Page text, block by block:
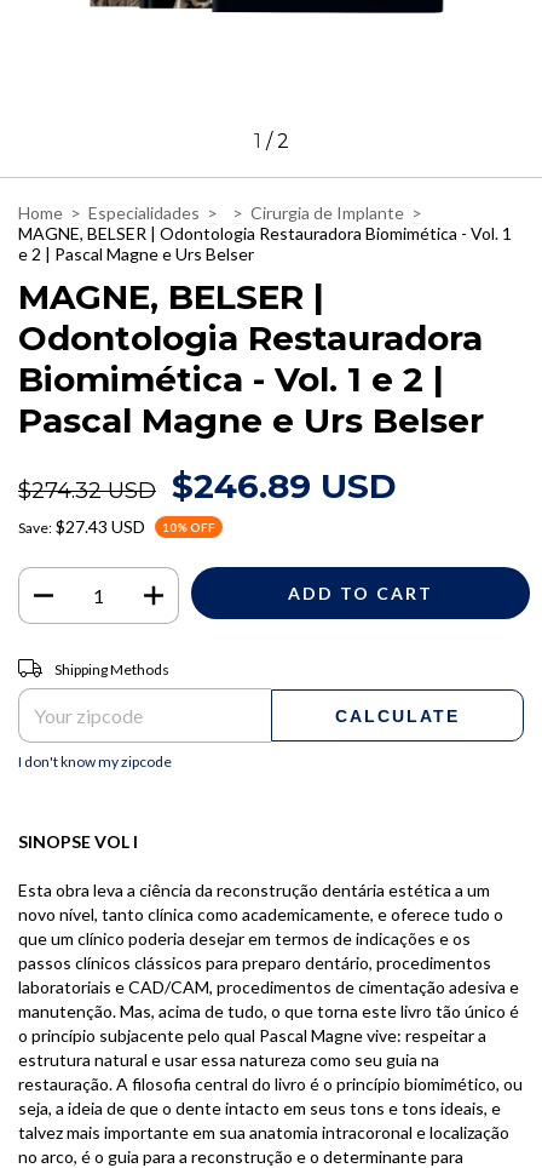
1 /2
Home > Especialidades > > Cirurgia de Implante >
MAGNE, BELSER | Odontologia Restauradora Biomimética - Vol. 1
e 2 | Pascal Magne e Urs Belser
MAGNE, BELSER |
Odontologia Restauradora
Biomimética - Vol. 1 e 2 |
Pascal Magne e Urs Belser
$274.32 USD $246.89 USD
Save: $27.43 USD 10% OFF
Shipping for zipcode:
Shipping Methods
CALCULATE
I don't know my zipcode
SINOPSE VOL I
Esta obra leva a ciência da reconstrução dentária estética a um
novo nível, tanto clínica como academicamente, e oferece tudo o
que um clínico poderia desejar em termos de indicações e os
passos clínicos clássicos para preparo dentário, procedimentos
laboratoriais e CAD/CAM, procedimentos de cimentação adesiva e
manutenção. Mas, acima de tudo, o que torna este livro tão único é
o princípio subjacente pelo qual Pascal Magne vive: respeitar a
estrutura natural e usar essa natureza como seu guia na
restauração. A filosofia central do livro é o princípio biomimético, ou
seja, a ideia de que o dente intacto em seus tons e tons ideais, e
talvez mais importante em sua anatomia intracoronal e localização
no arco, é o guia para a reconstrução e o determinante para